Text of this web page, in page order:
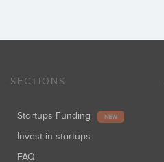
SECTIONS
Startups Funding NEW
Invest in startups
FAQ